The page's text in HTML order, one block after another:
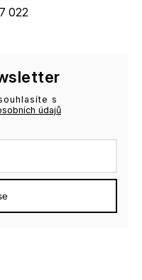
022
s
údajů